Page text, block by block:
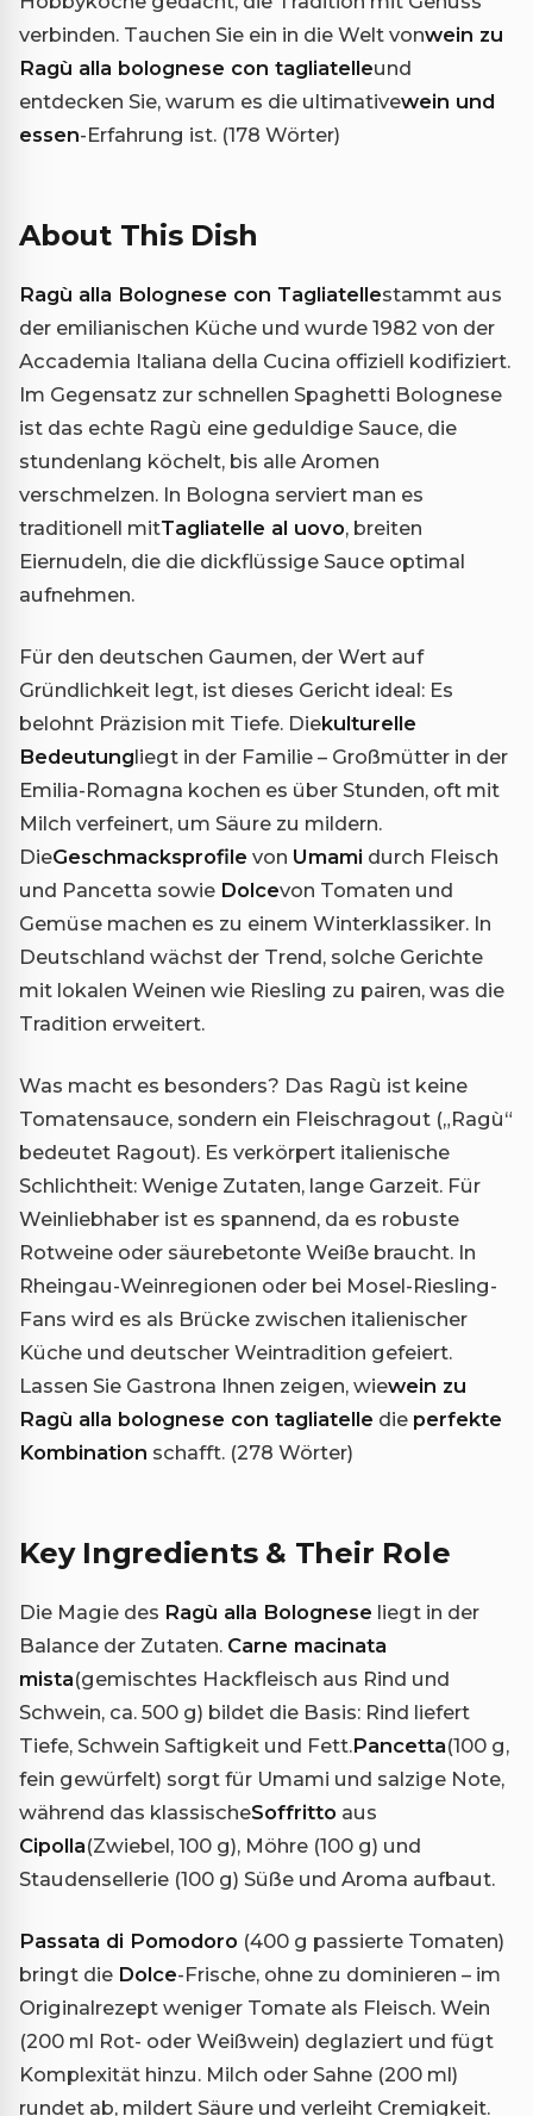
verbinden. Tauchen Sie ein in die Welt vonwein zu
Ragù alla bolognese con tagliatelleund
entdecken Sie, warum es die ultimativewein und
essen-Erfahrung ist. (178 Wörter)
About This Dish
Ragù alla Bolognese con Tagliatellestammt aus
der emilianischen Küche und wurde 1982 von der
Accademia Italiana della Cucina offiziell kodifiziert.
Im Gegensatz zur schnellen Spaghetti Bolognese
ist das echte Ragù eine geduldige Sauce, die
stundenlang köchelt, bis alle Aromen
verschmelzen. In Bologna serviert man es
traditionell mitTagliatelle al uovo, breiten
Eiernudeln, die die dickflüssige Sauce optimal
aufnehmen.
Für den deutschen Gaumen, der Wert auf
Gründlichkeit legt, ist dieses Gericht ideal: Es
belohnt Präzision mit Tiefe. Diekulturelle
Bedeutungliegt in der Familie – Großmütter in der
Emilia-Romagna kochen es über Stunden, oft mit
Milch verfeinert, um Säure zu mildern.
DieGeschmacksprofile von Umami durch Fleisch
und Pancetta sowie Dolcevon Tomaten und
Gemüse machen es zu einem Winterklassiker. In
Deutschland wächst der Trend, solche Gerichte
mit lokalen Weinen wie Riesling zu pairen, was die
Tradition erweitert.
Was macht es besonders? Das Ragù ist keine
Tomatensauce, sondern ein Fleischragout („Ragù“
bedeutet Ragout). Es verkörpert italienische
Schlichtheit: Wenige Zutaten, lange Garzeit. Für
Weinliebhaber ist es spannend, da es robuste
Rotweine oder säurebetonte Weiße braucht. In
Rheingau-Weinregionen oder bei Mosel-Riesling-
Fans wird es als Brücke zwischen italienischer
Küche und deutscher Weintradition gefeiert.
Lassen Sie Gastrona Ihnen zeigen, wiewein zu
Ragù alla bolognese con tagliatelle die perfekte
Kombination schafft. (278 Wörter)
Key Ingredients & Their Role
Die Magie des Ragù alla Bolognese liegt in der
Balance der Zutaten. Carne macinata
mista(gemischtes Hackfleisch aus Rind und
Schwein, ca. 500 g) bildet die Basis: Rind liefert
Tiefe, Schwein Saftigkeit und Fett.Pancetta(100 g,
fein gewürfelt) sorgt für Umami und salzige Note,
während das klassischeSoffritto aus
Cipolla(Zwiebel, 100 g), Möhre (100 g) und
Staudensellerie (100 g) Süße und Aroma aufbaut.
Passata di Pomodoro (400 g passierte Tomaten)
bringt die Dolce-Frische, ohne zu dominieren – im
Originalrezept weniger Tomate als Fleisch. Wein
(200 ml Rot- oder Weißwein) deglaziert und fügt
Komplexität hinzu. Milch oder Sahne (200 ml)
rundet ab, mildert Säure und verleiht Cremigkeit.